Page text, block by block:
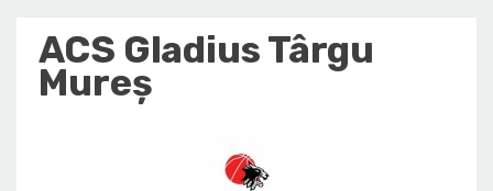
ACS Gladius Târgu
Mureș